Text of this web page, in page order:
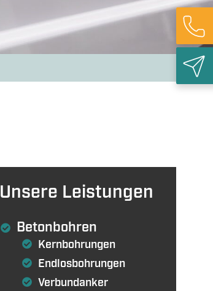
Unsere Leistungen
Betonbohren
Kernbohrungen
Endlosbohrungen
Verbundanker